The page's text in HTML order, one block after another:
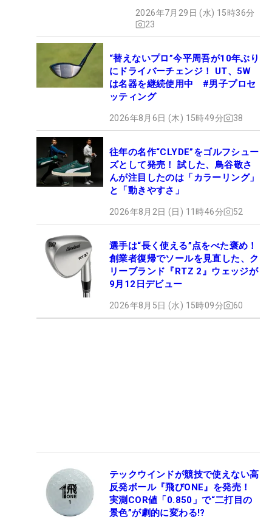
2026年7月29日 (水) 15時36分
23
“替えないプロ”今平周吾が10年ぶり
にドライバーチェンジ！ UT、5W
は名器を継続使用中 #男子プロセ
ッティング
2026年8月6日 (木) 15時49分 38
往年の名作“CLYDE”をゴルフシュー
ズとして発売！ 試した、鳥谷敬さ
んが注目したのは「カラーリング」
と「動きやすさ」
2026年8月2日 (日) 11時46分 52
選手は“長く使える”点をべた褒め！
創業者復帰でソールを見直した、ク
リーブランド『RTZ 2』ウェッジが
9月12日デビュー
2026年8月5日 (水) 15時09分 60
テックウインドが競技で使えない高
反発ボール『飛びONE』を発売！
実測COR値「0.850」で“二打目の
景色”が劇的に変わる!?